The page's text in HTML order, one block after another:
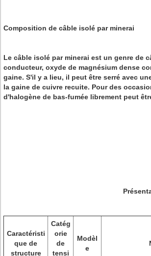
Composition de câble isolé par minerai
Le câble isolé par minerai est un genre de
conducteur, oxyde de magnésium dense
gaine. S'il y a lieu, il peut être serré avec
la gaine de cuivre recuite. Pour des
d'halogène de bas-fumée librement peut
Caractéristi
que de
structure
Catég
orie
de
tensi
Modèl
e